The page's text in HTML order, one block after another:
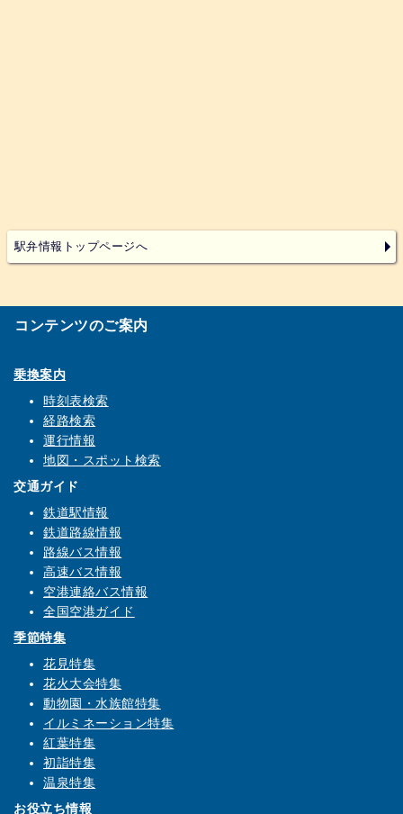
駅弁情報トップページへ
コンテンツのご案内
乗換案内
時刻表検索
経路検索
運行情報
地図・スポット検索
交通ガイド
鉄道駅情報
鉄道路線情報
路線バス情報
高速バス情報
空港連絡バス情報
全国空港ガイド
季節特集
花見特集
花火大会特集
動物園・水族館特集
イルミネーション特集
紅葉特集
初詣特集
温泉特集
お役立ち情報